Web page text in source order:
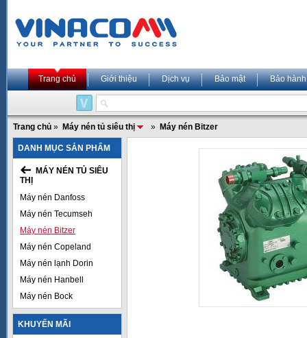
Trang chủ Giới thiệu Dịch vụ Bảo mật Bảo hành
Trang chủ » Máy nén tủ siêu thị » Máy nén Bitzer
DANH MỤC SẢN PHẨM
MÁY NÉN TỦ SIÊU
THỊ
Máy nén Danfoss
Máy nén Tecumseh
Máy nén Bitzer
Máy nén Copeland
Máy nén lạnh Dorin
Máy nén Hanbell
Máy nén Bock
KHUYẾN MÃI